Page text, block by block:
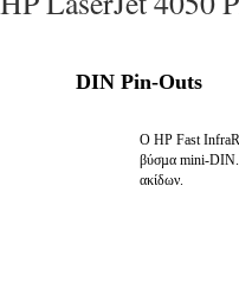
DIN Pin-Outs
Ο HP Fast
βύσµα mini-DIN.
ακίδων.